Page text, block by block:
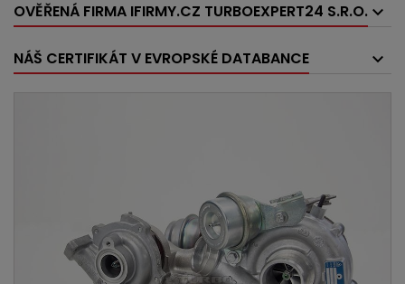
OVĚŘENÁ FIRMA IFIRMY.CZ TURBOEXPERT24 S.R.O.
NÁŠ CERTIFIKÁT V EVROPSKÉ DATABANCE